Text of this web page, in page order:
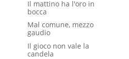
Il mattino ha l'oro in
bocca
Mal comune, mezzo
gaudio
Il gioco non vale la
candela